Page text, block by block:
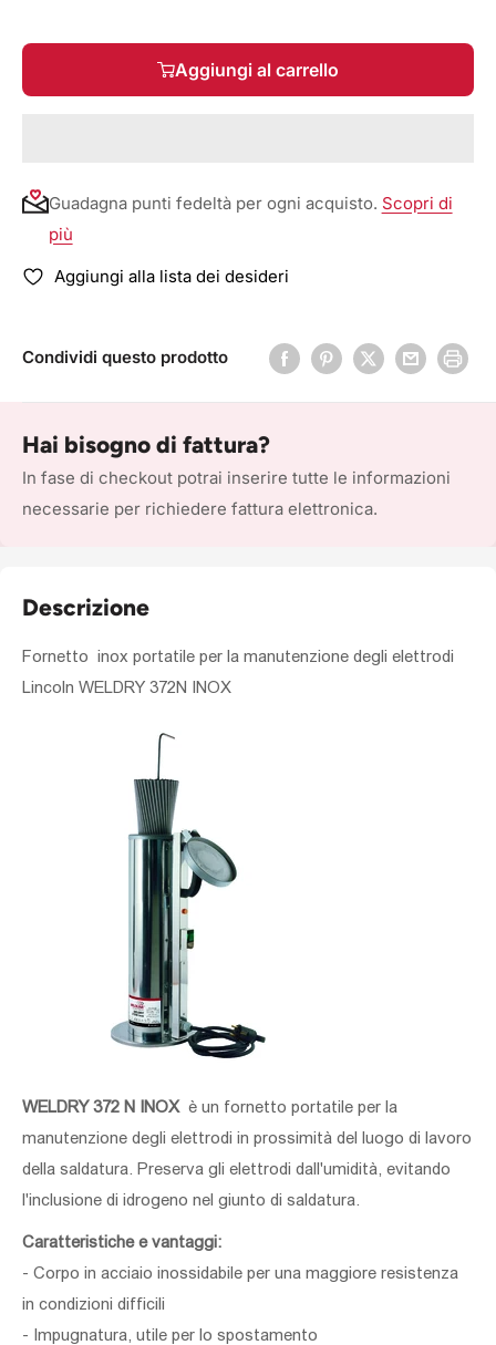
Aggiungi al carrello
Guadagna punti fedeltà per ogni acquisto. Scopri di
più
Aggiungi alla lista dei desideri
Condividi questo prodotto
Hai bisogno di fattura?
In fase di checkout potrai inserire tutte le informazioni
necessarie per richiedere fattura elettronica.
Descrizione
Fornetto inox portatile per la manutenzione degli elettrodi
Lincoln WELDRY 372N INOX
WELDRY 372 N INOX è un fornetto portatile per la
manutenzione degli elettrodi in prossimità del luogo di lavoro
della saldatura. Preserva gli elettrodi dall'umidità, evitando
l'inclusione di idrogeno nel giunto di saldatura.
Caratteristiche e vantaggi:
- Corpo in acciaio inossidabile per una maggiore resistenza
in condizioni difficili
- Impugnatura, utile per lo spostamento